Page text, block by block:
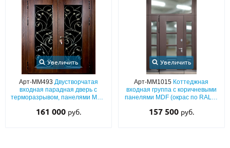
Увеличить
Арт-ММ493 Двустворчатая
входная парадная дверь с
терморазрывом, панелями МДФ
наличниками, с большим
161 000 руб.
Увеличить
Арт-ММ1015 Коттеджная
входная группа с коричневыми
панелями MDF (окрас по RAL) с
нержавеющими отбойниками и
157 500 руб.